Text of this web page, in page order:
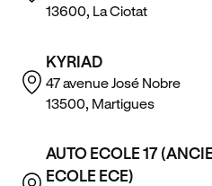
13600, La Ciotat
KYRIAD
47 avenue José Nobre
13500, Martigues
AUTO ECOLE 17
ECOLE ECE)